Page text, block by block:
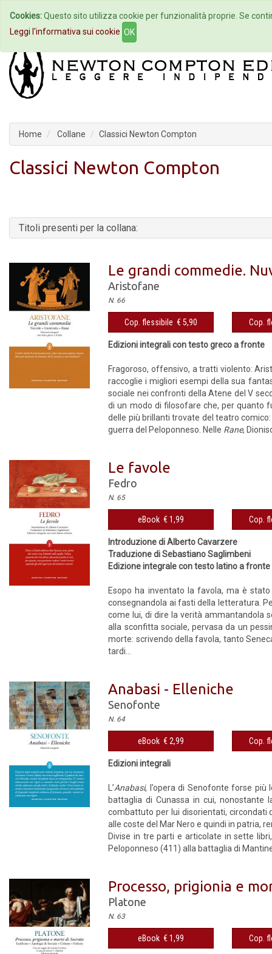
Home Autori Eventi
Home Collane Classici Newton Compton
Classici Newton Compton
Titoli presenti per la collana:
Le grandi commedie.
Aristofane
N. 66
Cop. flessibile € 5,90 Cop.
Edizioni integrali con testo greco a fronte
Fragoroso, offensivo, a tratti violento:
raccoglie i migliori esempi della sua
sociale nei confronti della Atene del V
di un modo di filosofare che, per quanto
delle più brillanti trovate del teatro
guerra del Peloponneso. Nelle Rane,
Le favole
Fedro
N. 65
eBook € 1,99 Cop.
Introduzione di Alberto Cavarzere
Traduzione di Sebastiano Saglimbeni
Edizione integrale con testo latino a fronte
Esopo ha inventato la favola, ma è
consegnandola ai fasti della letteratura.
come lui, di dire la verità ammantandola
alla sconfitta sociale, pervasa da un
morte: scrivendo della favola, tanto
tardi...
Anabasi - Elleniche
Senofonte
N. 64
eBook € 2,99 Cop.
Edizioni integrali
L’Anabasi, l’opera di Senofonte forse
battaglia di Cunassa in cui, nonostante
combattuto per lui disorientati, circondati
alle coste del Mar Nero e quindi in patria,
Divise in tre parti e articolate in sette
Peloponneso (411) alla battaglia di
Processo, prigionia e
Platone
N. 63
eBook € 1,99 Cop.
Cookies:Questo sito utilizza cookie per funzionalità proprie. Se
Leggi l'informativa sui cookie OK